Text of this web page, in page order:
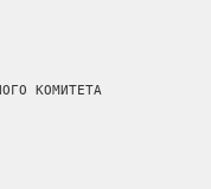
КОМИТЕТА